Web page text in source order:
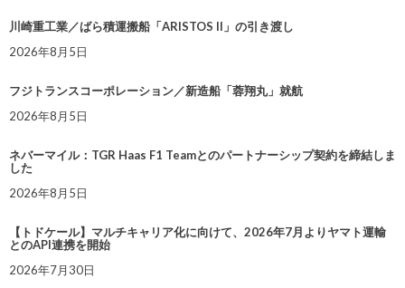
川崎重工業／ばら積運搬船「ARISTOS II」の引き渡し
2026年8月5日
フジトランスコーポレーション／新造船「蓉翔丸」就航
2026年8月5日
ネバーマイル：TGR Haas F1 Teamとのパートナーシップ契約を締結しま
した
2026年8月5日
【トドケール】マルチキャリア化に向けて、2026年7月よりヤマト運輸
とのAPI連携を開始
2026年7月30日